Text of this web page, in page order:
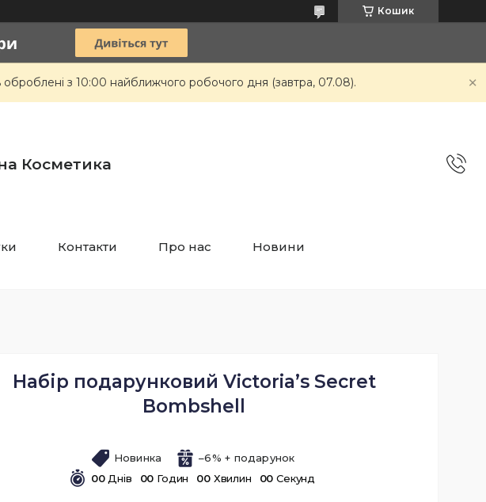
Кошик
з 10:00 найближчого робочого дня (завтра, 07.08).
Косметика
Контакти Про нас Новини
Набір подарунковий Victoria’s Secret
Bombshell
Новинка
–6%
00 Днів 00 Годин 00 Хвилин 00 Секунд